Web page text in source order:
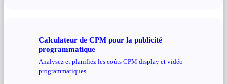
Calculateur de CPM pour la publicité
programmatique
Analysez et planifiez les coûts CPM display et vidéo
programmatiques.